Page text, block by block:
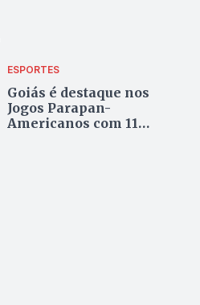
ESPORTES
Goiás é destaque nos
Jogos Parapan-
Americanos com 11